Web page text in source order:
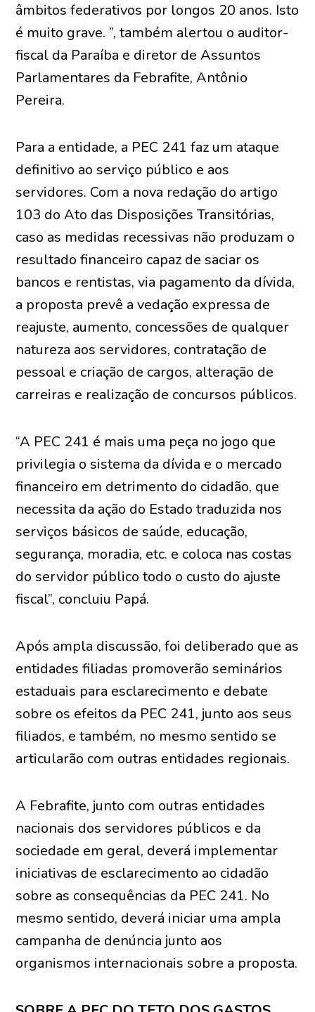
âmbitos federativos por longos 20 anos. Isto
é muito grave. ”, também alertou o auditor-
fiscal da Paraíba e diretor de Assuntos
Parlamentares da Febrafite, Antônio
Pereira.
Para a entidade, a PEC 241 faz um ataque
definitivo ao serviço público e aos
servidores. Com a nova redação do artigo
103 do Ato das Disposições Transitórias,
caso as medidas recessivas não produzam o
resultado financeiro capaz de saciar os
bancos e rentistas, via pagamento da dívida,
a proposta prevê a vedação expressa de
reajuste, aumento, concessões de qualquer
natureza aos servidores, contratação de
pessoal e criação de cargos, alteração de
carreiras e realização de concursos públicos.
“A PEC 241 é mais uma peça no jogo que
privilegia o sistema da dívida e o mercado
financeiro em detrimento do cidadão, que
necessita da ação do Estado traduzida nos
serviços básicos de saúde, educação,
segurança, moradia, etc. e coloca nas costas
do servidor público todo o custo do ajuste
fiscal”, concluiu Papá.
Após ampla discussão, foi deliberado que as
entidades filiadas promoverão seminários
estaduais para esclarecimento e debate
sobre os efeitos da PEC 241, junto aos seus
filiados, e também, no mesmo sentido se
articularão com outras entidades regionais.
A Febrafite, junto com outras entidades
nacionais dos servidores públicos e da
sociedade em geral, deverá implementar
iniciativas de esclarecimento ao cidadão
sobre as consequências da PEC 241. No
mesmo sentido, deverá iniciar uma ampla
campanha de denúncia junto aos
organismos internacionais sobre a proposta.